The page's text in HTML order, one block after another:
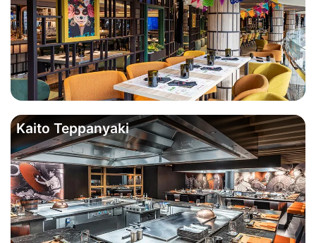
Kaito Teppanyaki